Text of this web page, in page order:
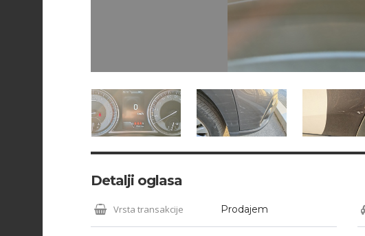
Detalji oglasa
Vrsta transakcije Prodajem